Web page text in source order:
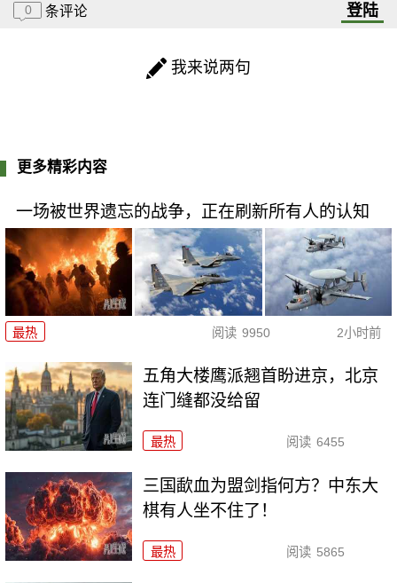
0 条评论 登陆
我来说两句
更多精彩内容
一场被世界遗忘的战争，正在刷新所有人的认知
最热 阅读 9950 2小时前
五角大楼鹰派翘首盼进京，北京
连门缝都没给留
最热 阅读 6455
三国歃血为盟剑指何方？中东大
棋有人坐不住了！
最热 阅读 5865